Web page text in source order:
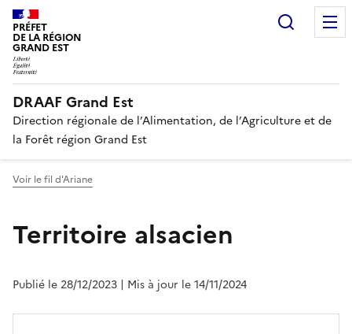
PRÉFET
DE LA RÉGION
GRAND EST
DRAAF Grand Est
Direction régionale de l’Alimentation, de l’Agriculture et de
la Forêt région Grand Est
Voir le fil d'Ariane
Territoire alsacien
Publié le 28/12/2023 | Mis à jour le 14/11/2024